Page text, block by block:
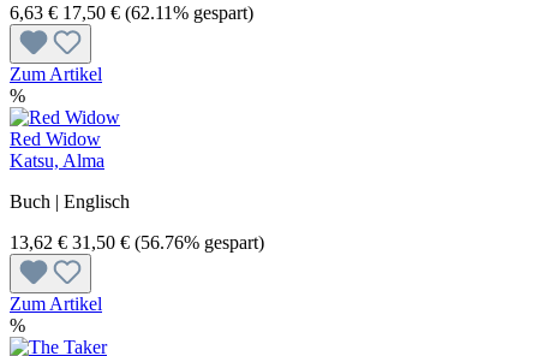
6,63 € 17,50 € (62.11% gespart)
Zum Artikel
%
Red Widow
Katsu, Alma
Buch | Englisch
13,62 € 31,50 € (56.76% gespart)
Zum Artikel
%